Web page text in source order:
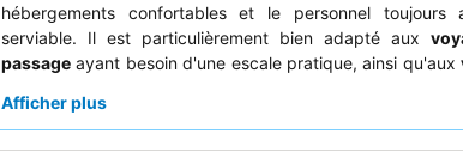
hébergements confortables et le personnel toujours
serviable. Il est particulièrement bien adapté aux
passage ayant besoin d'une escale pratique, ainsi qu'aux
environnement calme. Pour profiter au maximum de
Afficher plus